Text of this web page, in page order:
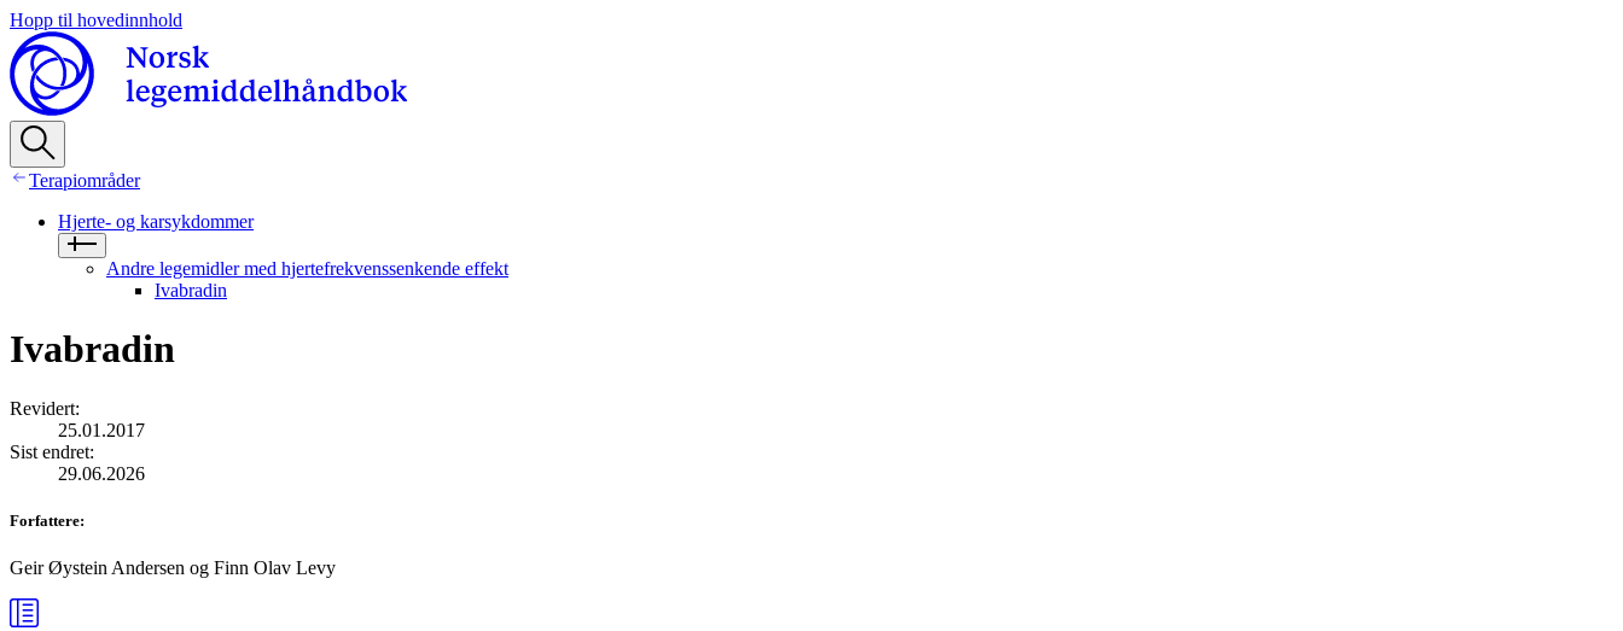
Hopp til hovedinnhold
Terapiområder
Hjerte- og karsykdommer
Andre legemidler med hjertefrekvenssenkende effekt
Ivabradin
Ivabradin
Revidert:
25.01.2017
Sist endret:
29.06.2026
Forfattere:
Geir Øystein Andersen og Finn Olav Levy